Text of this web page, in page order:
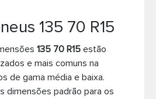
135 70 R15
135 70 R15estão
e mais comuns na
de gama média e baixa.
dimensões padrão para os